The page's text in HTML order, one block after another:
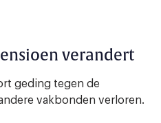
verandert
geding tegen de
vakbonden verloren.